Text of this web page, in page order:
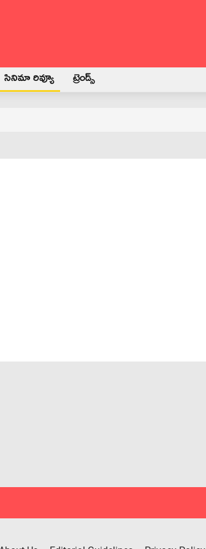
సినిమా రివ్యూ ట్రెండ్స్